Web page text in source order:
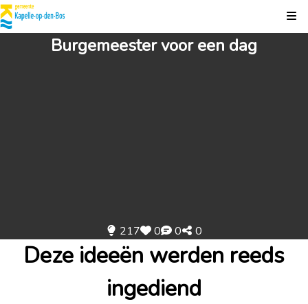
Burgemeester voor een dag
217 0 0 0
Deze ideeën werden reeds
ingediend